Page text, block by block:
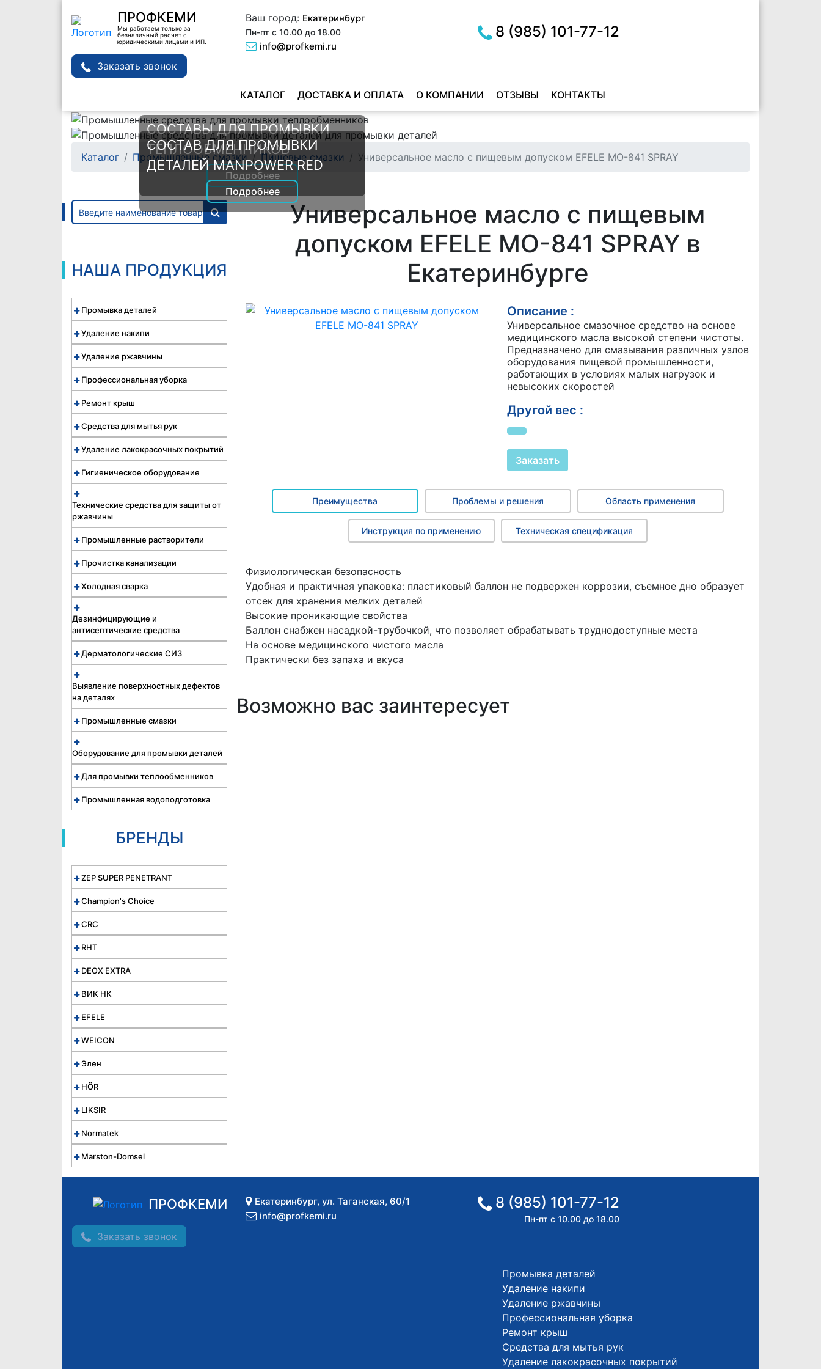
ПРОФКЕМИ
Мы работаем только за
безналичный расчет с
юридическими лицами и ИП.
Ваш город: Екатеринбург
Пн-пт с 10.00 до 18.00
info@profkemi.ru
8 (985) 101-77-12
Заказать звонок
КАТАЛОГ ДОСТАВКА И ОПЛАТА О КОМПАНИИ ОТЗЫВЫ КОНТАКТЫ
СОСТАВЫ ДЛЯ ПРОМЫВКИ
ТЕПЛООБМЕННИКОВ
Подробнее
СОСТАВ ДЛЯ ПРОМЫВКИ
ДЕТАЛЕЙ MANPOWER RED
Подробнее
Каталог Промышленные смазки Пищевые смазки Универсальное масло с пищевым допуском EFELE MO-841 SPRAY
НАША ПРОДУКЦИЯ
Промывка деталей
Удаление накипи
Удаление ржавчины
Профессиональная уборка
Ремонт крыш
Средства для мытья рук
Удаление лакокрасочных покрытий
Гигиеническое оборудование
Технические средства для защиты от
ржавчины
Промышленные растворители
Прочистка канализации
Холодная сварка
Дезинфицирующие и
антисептические средства
Дерматологические СИЗ
Выявление поверхностных дефектов
на деталях
Промышленные смазки
Оборудование для промывки деталей
Для промывки теплообменников
Промышленная водоподготовка
БРЕНДЫ
ZEP SUPER PENETRANT
Champion's Choice
CRC
RHT
DEOX EXTRA
ВИК НК
EFELE
WEICON
Элен
HÖR
LIKSIR
Normatek
Marston-Domsel
Универсальное масло с пищевым
допуском EFELE MO-841 SPRAY в
Екатеринбурге
Описание :
Универсальное смазочное средство на основе
медицинского масла высокой степени чистоты.
Предназначено для смазывания различных узлов
оборудования пищевой промышленности,
работающих в условиях малых нагрузок и
невысоких скоростей
Другой вес :
Заказать
Преимущества Проблемы и решения Область применения
Инструкция по применению Техническая спецификация
Физиологическая безопасность
Удобная и практичная упаковка: пластиковый баллон не подвержен коррозии, съемное дно образует
отсек для хранения мелких деталей
Высокие проникающие свойства
Баллон снабжен насадкой-трубочкой, что позволяет обрабатывать труднодоступные места
На основе медицинского чистого масла
Практически без запаха и вкуса
Возможно вас заинтересует
ПРОФКЕМИ Екатеринбург, ул. Таганская, 60/1
info@profkemi.ru
8 (985) 101-77-12
Пн-пт с 10.00 до 18.00
Заказать звонок
Промывка деталей
Удаление накипи
Удаление ржавчины
Профессиональная уборка
Ремонт крыш
Средства для мытья рук
Удаление лакокрасочных покрытий